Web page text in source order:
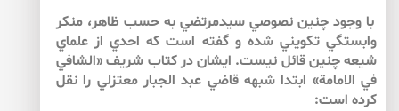
با وجود چنين نصوصي سيدمرتضي به حسب ظاهر، منكر
وابستگي تكويني شده و گفته است كه احدي از علماي
شيعه چنين قائل نيست. ايشان در كتاب شريف «الشافي
في الامامة» ابتدا شبهه قاضي عبد الجبار معتزلي را نقل
كرده است: